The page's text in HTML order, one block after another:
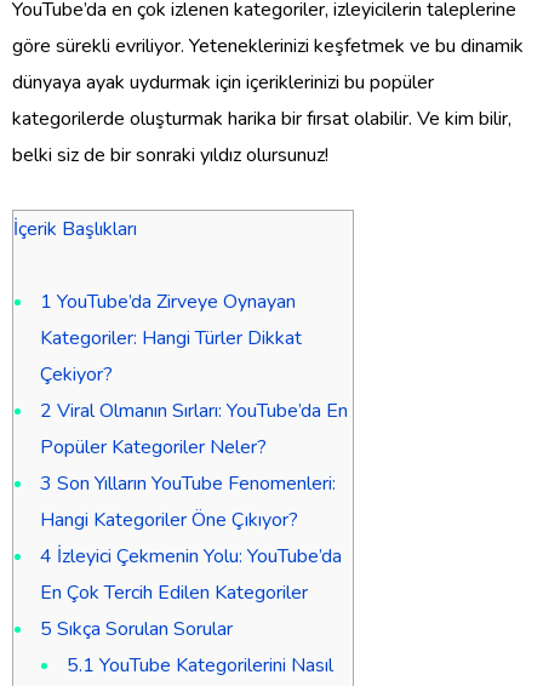
YouTube’da en çok izlenen kategoriler, izleyicilerin taleplerine
göre sürekli evriliyor. Yeteneklerinizi keşfetmek ve bu dinamik
dünyaya ayak uydurmak için içeriklerinizi bu popüler
kategorilerde oluşturmak harika bir fırsat olabilir. Ve kim bilir,
belki siz de bir sonraki yıldız olursunuz!
İçerik Başlıkları
1 YouTube’da Zirveye Oynayan
Kategoriler: Hangi Türler Dikkat
Çekiyor?
2 Viral Olmanın Sırları: YouTube’da En
Popüler Kategoriler Neler?
3 Son Yılların YouTube Fenomenleri:
Hangi Kategoriler Öne Çıkıyor?
4 İzleyici Çekmenin Yolu: YouTube’da
En Çok Tercih Edilen Kategoriler
5 Sıkça Sorulan Sorular
5.1 YouTube Kategorilerini Nasıl